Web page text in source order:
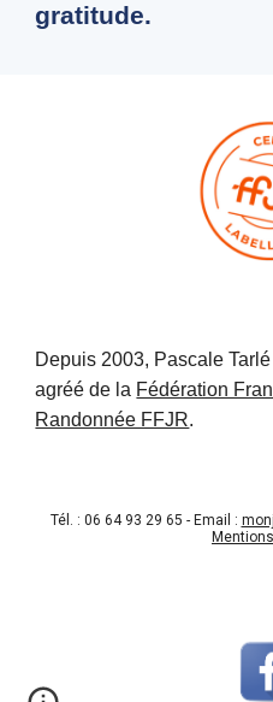
gratitude.
Depuis 2003, Pascale
agréé de la Fédération
Randonnée FFJR.
Tél. : 06 64 93 29 65 - Email :